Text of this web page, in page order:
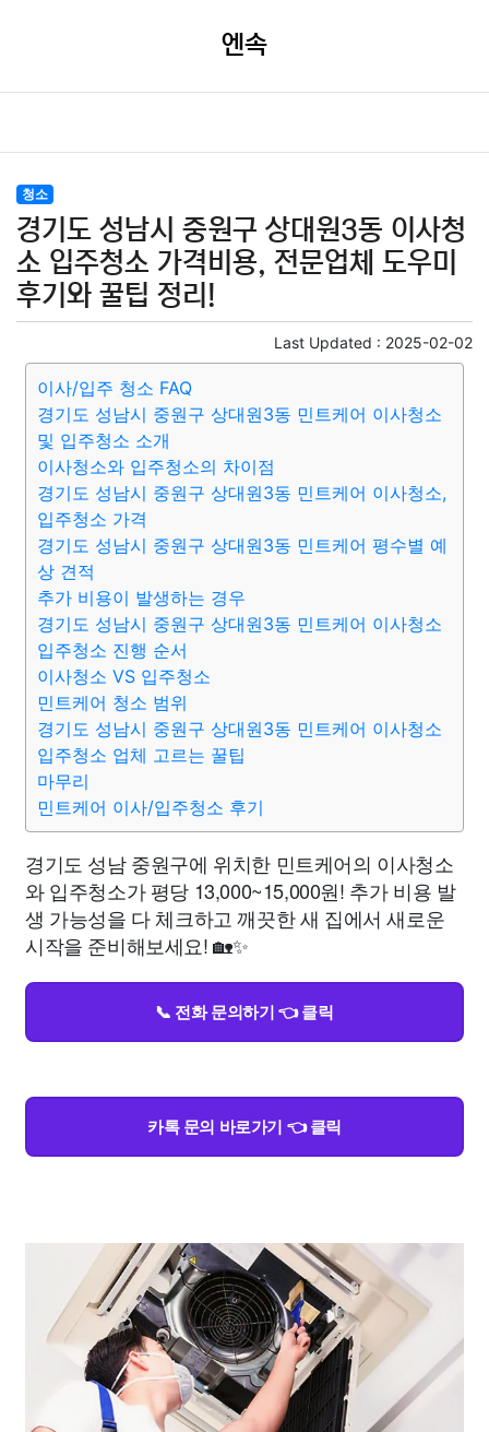
엔속
청소
경기도 성남시 중원구 상대원3동 이사청
소 입주청소 가격비용, 전문업체 도우미
후기와 꿀팁 정리!
Last Updated : 2025-02-02
이사/입주 청소 FAQ
경기도 성남시 중원구 상대원3동 민트케어 이사청소
및 입주청소 소개
이사청소와 입주청소의 차이점
경기도 성남시 중원구 상대원3동 민트케어 이사청소,
입주청소 가격
경기도 성남시 중원구 상대원3동 민트케어 평수별 예
상 견적
추가 비용이 발생하는 경우
경기도 성남시 중원구 상대원3동 민트케어 이사청소
입주청소 진행 순서
이사청소 VS 입주청소
민트케어 청소 범위
경기도 성남시 중원구 상대원3동 민트케어 이사청소
입주청소 업체 고르는 꿀팁
마무리
민트케어 이사/입주청소 후기
경기도 성남 중원구에 위치한 민트케어의 이사청소
와 입주청소가 평당 13,000~15,000원! 추가 비용 발
생 가능성을 다 체크하고 깨끗한 새 집에서 새로운
시작을 준비해보세요! 🏡✨
📞 전화 문의하기 👈 클릭
카톡 문의 바로가기 👈 클릭